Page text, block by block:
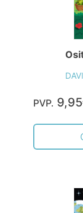
PVP.